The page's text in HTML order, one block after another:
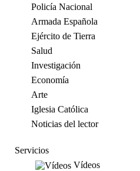
Policía Nacional
Armada Española
Ejército de Tierra
Salud
Investigación
Economía
Arte
Iglesia Católica
Noticias del lector
Servicios
Vídeos